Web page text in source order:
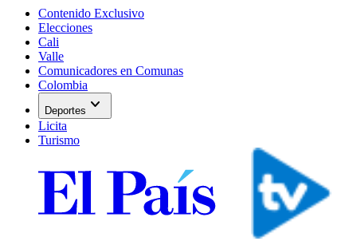
Contenido Exclusivo
Elecciones
Cali
Valle
Comunicadores en Comunas
Colombia
Deportes expand_more
Licita
Turismo